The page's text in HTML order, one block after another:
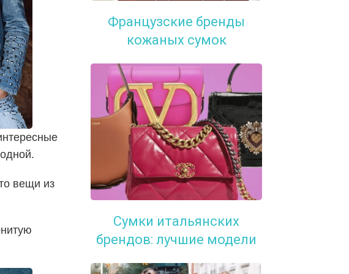
вещи из
Французские бренды
кожаных сумок
Сумки итальянских
брендов: лучшие модели